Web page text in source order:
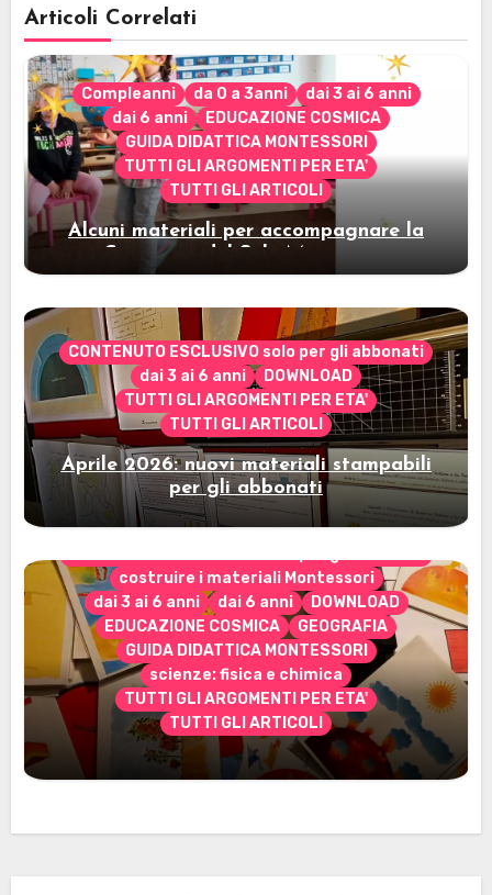
Articoli Correlati
Compleanni da 0 a 3anni
dai 3 ai 6 anni
dai 6 anni
EDUCAZIONE COSMICA
GUIDA DIDATTICA MONTESSORI
TUTTI GLI ARGOMENTI PER ETA'
TUTTI GLI ARTICOLI
Alcuni materiali per accompagnare la
Cerimonia del Sole Montessori
CONTENUTO ESCLUSIVO solo per gli abbonati
dai 3 ai 6 anni
DOWNLOAD
TUTTI GLI ARGOMENTI PER ETA'
TUTTI GLI ARTICOLI
Aprile 2026: nuovi materiali stampabili
per gli abbonati
costruire i materiali Montessori
dai 3 ai 6 anni
dai 6 anni
DOWNLOAD
EDUCAZIONE COSMICA
GEOGRAFIA
GUIDA DIDATTICA MONTESSORI
scienze: fisica e chimica
TUTTI GLI ARGOMENTI PER ETA'
TUTTI GLI ARTICOLI
Marzo 2026: nuovi materiali stampabili
per gli abbonati